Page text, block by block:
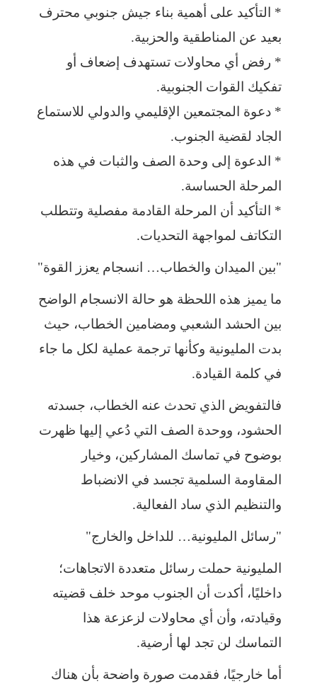
* التأكيد على أهمية بناء جيش جنوبي محترف
بعيد عن المناطقية والحزبية.
* رفض أي محاولات تستهدف إضعاف أو
تفكيك القوات الجنوبية.
* دعوة المجتمعين الإقليمي والدولي للاستماع
الجاد لقضية الجنوب.
* الدعوة إلى وحدة الصف والثبات في هذه
المرحلة الحساسة.
* التأكيد أن المرحلة القادمة مفصلية وتتطلب
التكاتف لمواجهة التحديات.
"بين الميدان والخطاب… انسجام يعزز القوة"
ما يميز هذه اللحظة هو حالة الانسجام الواضح
بين الحشد الشعبي ومضامين الخطاب، حيث
بدت المليونية وكأنها ترجمة عملية لكل ما جاء
في كلمة القيادة.
فالتفويض الذي تحدث عنه الخطاب، جسدته
الحشود، ووحدة الصف التي دُعي إليها ظهرت
بوضوح في تماسك المشاركين، وخيار
المقاومة السلمية تجسد في الانضباط
والتنظيم الذي ساد الفعالية.
"رسائل المليونية… للداخل والخارج"
المليونية حملت رسائل متعددة الاتجاهات؛
داخليًا، أكدت أن الجنوب موحد خلف قضيته
وقيادته، وأن أي محاولات لزعزعة هذا
التماسك لن تجد لها أرضية.
أما خارجيًا، فقدمت صورة واضحة بأن هناك